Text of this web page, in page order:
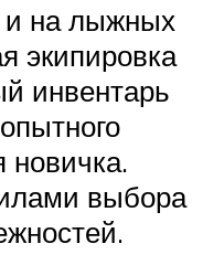
и на лыжных
экипировка
инвентарь
новичка.
выбора